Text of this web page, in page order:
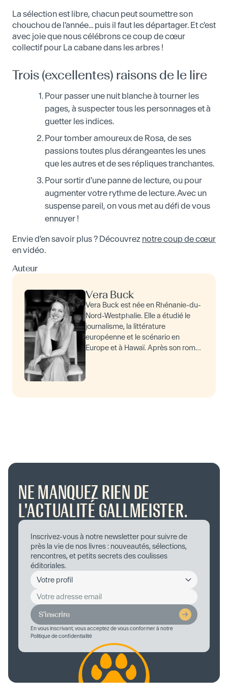
La sélection est libre, chacun peut soumettre son
chouchou de l'année... puis il faut les départager. Et c'est
avec joie que nous célébrons ce coup de cœur
collectif pour La cabane dans les arbres !
Trois (excellentes) raisons de le lire
Pour passer une nuit blanche à tourner les
pages, à suspecter tous les personnages et à
guetter les indices.
Pour tomber amoureux de Rosa, de ses
passions toutes plus dérangeantes les unes
que les autres et de ses répliques tranchantes.
Pour sortir d'une panne de lecture, ou pour
augmenter votre rythme de lecture. Avec un
suspense pareil, on vous met au défi de vous
ennuyer !
Envie d'en savoir plus ? Découvrez notre coup de cœur
en vidéo.
Auteur
Vera Buck
Vera Buck est née en Rhénanie-du-
Nord-Westphalie. Elle a étudié le
journalisme, la littérature
européenne et le scénario en
Europe et à Hawaï. Après son roman
2025 le prix Le Point du…
NE MANQUEZ RIEN DE
L'ACTUALITÉ GALLMEISTER.
Inscrivez-vous à notre newsletter pour suivre de
près la vie de nos livres : nouveautés, sélections,
rencontres, et petits secrets des coulisses
éditoriales.
S'inscrire
En vous inscrivant, vous acceptez de vous conformer à notre
Politique de confidentialité